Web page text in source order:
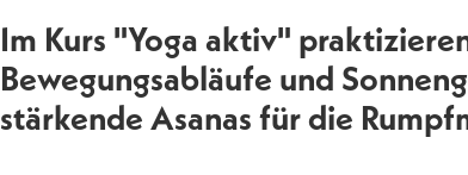
Im Kurs "Yoga aktiv"
Bewegungsabläufe und
stärkende Asanas für die